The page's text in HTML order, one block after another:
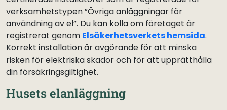
verksamhetstypen ”Övriga anläggningar för
användning av el”. Du kan kolla om företaget är
registrerat genom Elsäkerhetsverkets hemsida.
Korrekt installation är avgörande för att minska
risken för elektriska skador och för att upprätthålla
din försäkringsgiltighet.
Husets elanläggning